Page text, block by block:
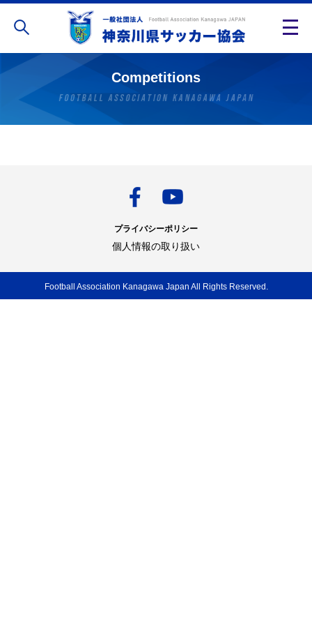
Competitions
プライバシーポリシー
個人情報の取り扱い
Football Association Kanagawa Japan All Rights Reserved.